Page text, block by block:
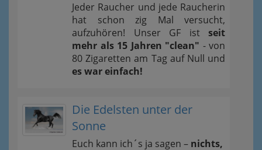
Jeder Raucher und jede Raucherin
hat schon zig Mal versucht,
aufzuhören! Unser GF ist seit
mehr als 15 Jahren "clean" - von
80 Zigaretten am Tag auf Null und
es war einfach!
Die Edelsten unter der
Sonne
Euch kann ich´s ja sagen – nichts,